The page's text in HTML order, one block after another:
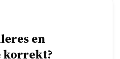
en
korrekt?